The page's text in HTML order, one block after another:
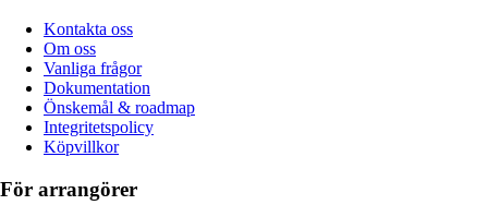
Kontakta oss
Om oss
Vanliga frågor
Dokumentation
Önskemål & roadmap
Integritetspolicy
Köpvillkor
För arrangörer